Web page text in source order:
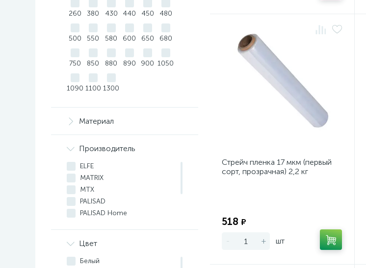
260 380 430 440 450 480
500 550 580 600 650 680
750 850 880 890 900 1050
1090 1100 1300
Материал
Производитель
ELFE
MATRIX
MTX
PALISAD
PALISAD Home
БАРС
СИБРТЕХ
Цвет
Белый
Стрейч пленка 17 мкм (первый
сорт, прозрачная) 2,2 кг
518 ₽
- + шт